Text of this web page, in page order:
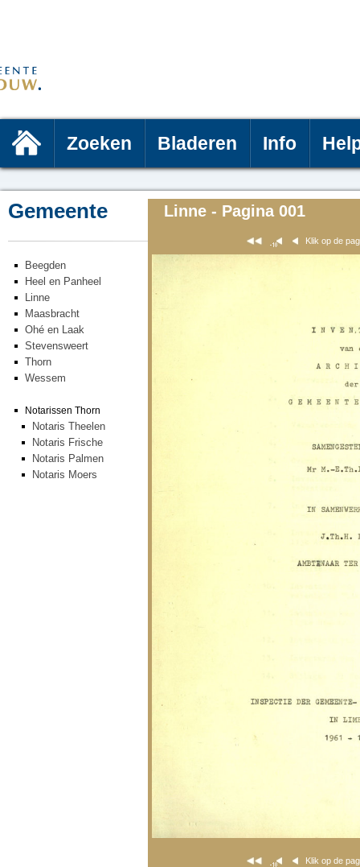
Zoeken Bladeren Info
Gemeente
Beegden
Heel en Panheel
Linne
Maasbracht
Ohé en Laak
Stevensweert
Thorn
Wessem
Notarissen Thorn
Notaris Theelen
Notaris Frische
Notaris Palmen
Notaris Moers
Linne - Pagina 001
Klik op de
Klik op de